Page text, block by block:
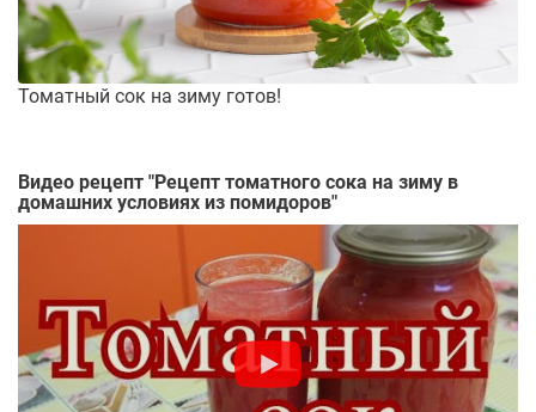
Томатный сок на зиму готов!
Видео рецепт "Рецепт томатного сока на зиму в
домашних условиях из помидоров"